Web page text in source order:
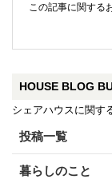
この記事に関する
HOUSE BLOG
シェアハウスに関す
投稿一覧
暮らしのこと